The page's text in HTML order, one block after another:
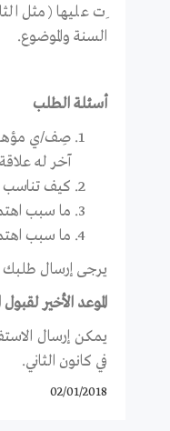
ِت عليها (مثل
السنة والموضوع.
أسئلة الطلب
آخر له
كيف تناسب
ما سبب اهتمامك
ما سبب اهتمامك
يرجى إرسال
الموعد الأخير
يمكن إرسال
في كانون الثاني.
02/01/2018